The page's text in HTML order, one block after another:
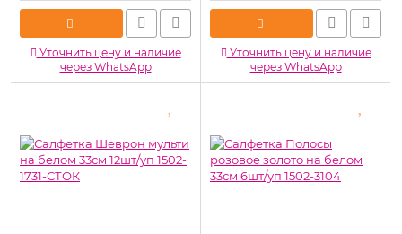
Уточнить цену и наличие
через WhatsApp
Уточнить цену и наличие
через WhatsApp